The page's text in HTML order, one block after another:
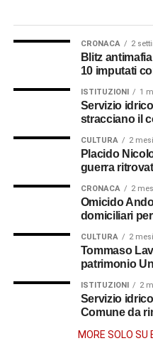
CRONACA 2
Blitz
10 imputati
ISTITUZIONI 1
Servizio
stracciano il
CULTURA 2
Placido
guerra
CRONACA 2
Omicido
domiciliari
CULTURA 2
Tommaso
patrimonio
ISTITUZIONI 2
Servizio
Comune da
MORE SOLO SU